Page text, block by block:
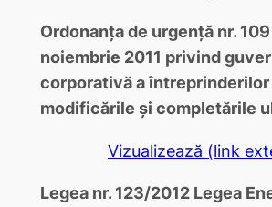
Ordonanţa de urgenţă nr.
noiembrie 2011 privind
corporativă a
modificările şi completările
Vizualizează (link
Legea nr. 123/2012 Legea